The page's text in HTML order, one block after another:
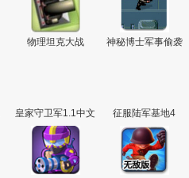
物理坦克大战 神秘博士军事偷袭
皇家守卫军1.1中文
无敌版
征服陆军基地4